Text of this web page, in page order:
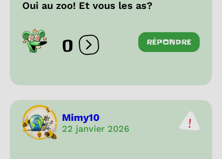
Oui au zoo! Et vous les as?
0 Ouvrir les réactions
RÉPONDRE
Mimy10
22 janvier 2026